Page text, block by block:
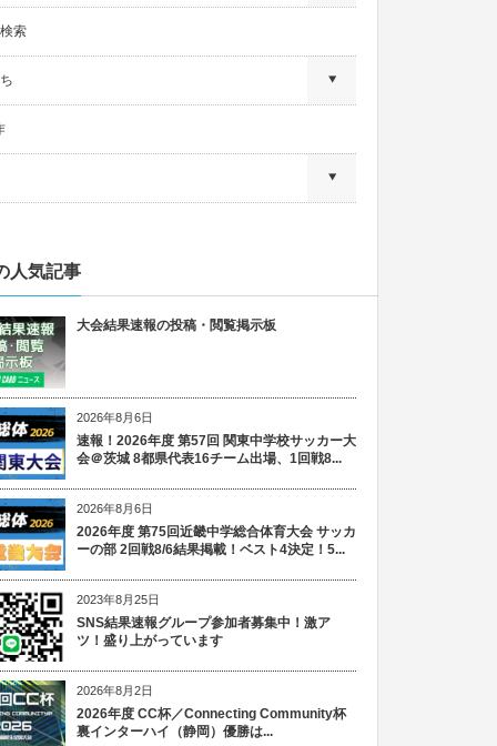
索
人気記事
大会結果速報の投稿・閲覧掲示板
2026年8月6日
速報！2026年度 第57回 関東中学校サッカー大
会＠茨城 8都県代表16チーム出場、1回戦8...
2026年8月6日
2026年度 第75回近畿中学総合体育大会 サッカ
ーの部 2回戦8/6結果掲載！ベスト4決定！5...
2023年8月25日
SNS結果速報グループ参加者募集中！激ア
ツ！盛り上がっています
2026年8月2日
2026年度 CC杯／Connecting Community杯
裏インターハイ（静岡）優勝は...